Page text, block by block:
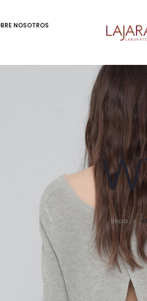
NOSOTROS
Inicio w1